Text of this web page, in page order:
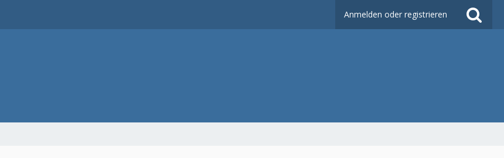
Anmelden oder registrieren